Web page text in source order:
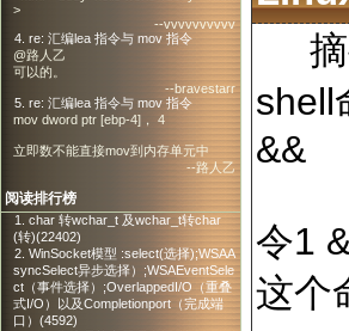
>
--vvvvvvvvvv
4. re: 汇编lea 指令与 mov 指令
@路人乙
可以的。
--bravestarr
5. re: 汇编lea 指令与 mov 指令
mov dword ptr [ebp-4]， 4
立即数不能直接mov到内存单元中
--路人乙
阅读排行榜
1. char 转wchar_t 及wchar_t转char
(转)(22402)
2. WinSocket模型 :select(选择);WSAA
syncSelect异步选择）;WSAEventSele
ct（事件选择）;OverlappedI/O（重叠
式I/O）以及Completionport（完成端
口）(4592)
摘
shell
&&
令1
这个